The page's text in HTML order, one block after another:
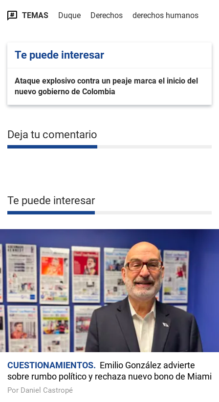
TEMAS Duque Derechos derechos humanos
Te puede interesar
Ataque explosivo contra un peaje marca el inicio del
nuevo gobierno de Colombia
Deja tu comentario
Te puede interesar
CUESTIONAMIENTOS
Emilio González advierte
sobre rumbo político y rechaza nuevo bono de Miami
Por Daniel Castropé